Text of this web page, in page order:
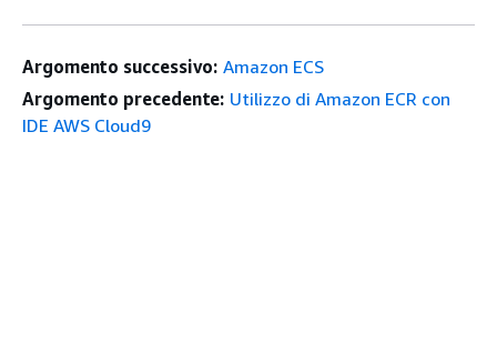
Argomento successivo: Amazon ECS
Argomento precedente: Utilizzo di Amazon ECR con
IDE AWS Cloud9